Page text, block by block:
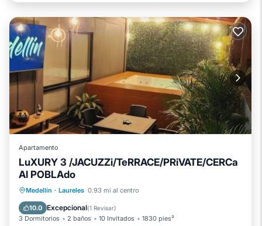
Apartamento
LuXURY 3 /JACUZZi/TeRRACE/PRiVATE/CERCa
Al POBLAdo
Medellin · Laureles 0.93 mi al centro
10.0 Excepcional(1 Revisar)
3 Dormitorios 2 baños 10 Invitados 1830 pies²
Bañera de hidromasaje
Balcón/Terraza